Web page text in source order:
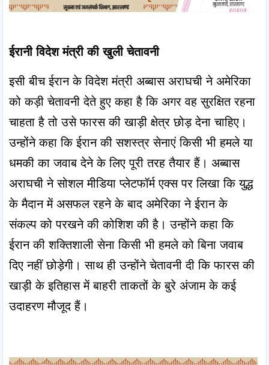
ईरानी विदेश मंत्री की खुली चेतावनी
इसी बीच ईरान के विदेश मंत्री अब्बास अराघची ने अमेरिका
को कड़ी चेतावनी देते हुए कहा है कि अगर वह सुरक्षित रहना
चाहता है तो उसे फारस की खाड़ी क्षेत्र छोड़ देना चाहिए।
उन्होंने कहा कि ईरान की सशस्त्र सेनाएं किसी भी हमले या
धमकी का जवाब देने के लिए पूरी तरह तैयार हैं। अब्बास
अराघची ने सोशल मीडिया प्लेटफॉर्म एक्स पर लिखा कि युद्ध
के मैदान में असफल रहने के बाद अमेरिका ने ईरान के
संकल्प को परखने की कोशिश की है। उन्होंने कहा कि
ईरान की शक्तिशाली सेना किसी भी हमले को बिना जवाब
दिए नहीं छोड़ेगी। साथ ही उन्होंने चेतावनी दी कि फारस की
खाड़ी के इतिहास में बाहरी ताकतों के बुरे अंजाम के कई
उदाहरण मौजूद हैं।